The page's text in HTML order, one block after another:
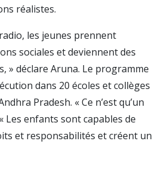
réalistes.
les jeunes prennent
sociales et deviennent des
» déclare Aruna. Le programme
dans 20 écoles et collèges
Pradesh. « Ce n’est qu’un
Les enfants sont capables de
et responsabilités et créent un